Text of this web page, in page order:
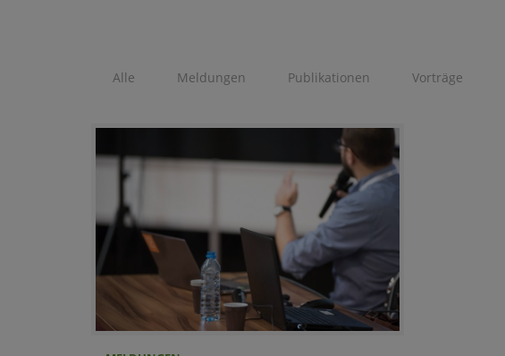
Alle Meldungen Publikationen Vorträge